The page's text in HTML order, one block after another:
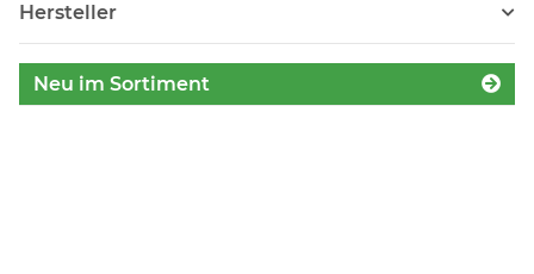
Hersteller
Neu im Sortiment